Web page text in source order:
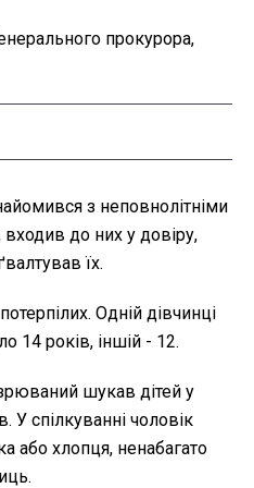
прокурора,
з неповнолітніми
входив до них у довіру,
їх.
Одній дівчинці
14 років, іншій - 12.
шукав дітей у
У спілкуванні чоловік
або хлопця, ненабагато